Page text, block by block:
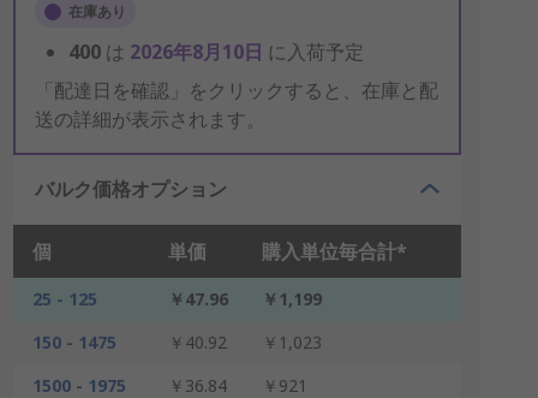
在庫あり
400 は 2026年8月10日 に入荷予定
「配達日を確認」をクリックすると、在庫と配
送の詳細が表示されます。
バルク価格オプション
個 単価 購入単位毎合計*
25 - 125 ￥47.96
￥1,199
150 - 1475
￥40.92
￥1,023
1500 - 1975
￥36.84
￥921